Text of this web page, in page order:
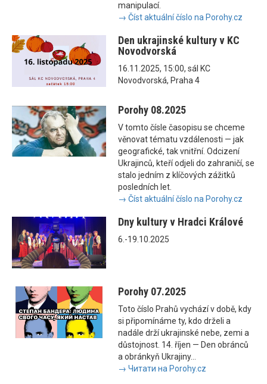
manipulací.
→ Číst aktuální číslo na Porohy.cz
Den ukrajinské kultury v KC
Novodvorská
16.11.2025, 15:00, sál KC
Novodvorská, Praha 4
Porohy 08.2025
V tomto čísle časopisu se chceme
věnovat tématu vzdálenosti — jak
geografické, tak vnitřní. Odcizení
Ukrajinců, kteří odjeli do zahraničí, se
stalo jedním z klíčových zážitků
posledních let.
→ Číst aktuální číslo na Porohy.cz
Dny kultury v Hradci Králové
6.-19.10.2025
Porohy 07.2025
Toto číslo Prahů vychází v době, kdy
si připomínáme ty, kdo drželi a
nadále drží ukrajinské nebe, zemi a
důstojnost. 14. říjen — Den obránců
a obránkyň Ukrajiny...
→ Читати на Porohy.cz